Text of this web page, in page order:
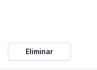
Eliminar